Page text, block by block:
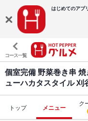
はじめてのアプ
コース一覧
個室完備 野菜巻き串
ューハカタスタイル 刈
トップ メニュー
ク